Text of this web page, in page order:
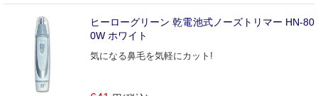
ヒーローグリーン 乾電池式ノーズトリマー HN-80
0W ホワイト
気になる鼻毛を気軽にカット!